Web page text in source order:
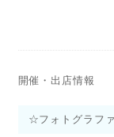
開催・出店情報